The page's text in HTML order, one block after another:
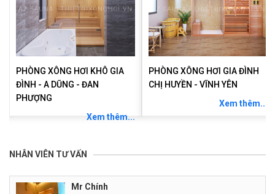
PHÒNG XÔNG HƠI KHÔ GIA
ĐÌNH - A DŨNG - ĐAN
PHƯỢNG
Xem thêm...
PHÒNG XÔNG HƠI GIA ĐÌNH
CHỊ HUYỀN - VĨNH YÊN
Xem thêm...
NHÂN VIÊN TƯ VẤN
Mr Chính